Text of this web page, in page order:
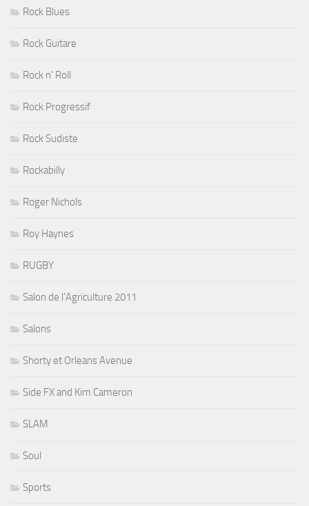
Rock Blues
Rock Guitare
Rock n' Roll
Rock Progressif
Rock Sudiste
Rockabilly
Roger Nichols
Roy Haynes
RUGBY
Salon de l'Agriculture 2011
Salons
Shorty et Orleans Avenue
Side FX and Kim Cameron
SLAM
Soul
Sports